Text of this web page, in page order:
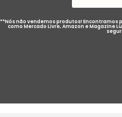
**Nós não vendemos produtos!
como Mercado Livre, Amazon e Magazine